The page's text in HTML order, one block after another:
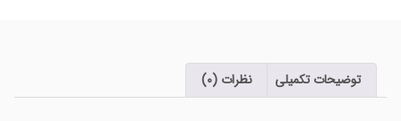
توضیحات تکمیلی نظرات (0)